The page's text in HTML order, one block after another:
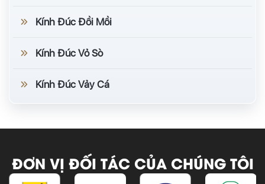
Kính Đúc Đồi Mồi
Kính Đúc Vỏ Sò
Kính Đúc Vảy Cá
ĐƠN VỊ ĐỐI TÁC CỦA CHÚNG TÔI